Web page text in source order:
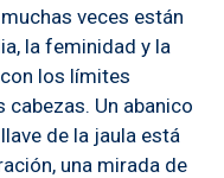
veces están
la feminidad y la
los límites
Un abanico
de la jaula está
una mirada de